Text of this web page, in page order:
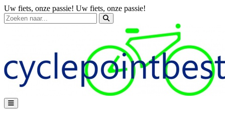
Uw fiets, onze passie! Uw fiets, onze passie!